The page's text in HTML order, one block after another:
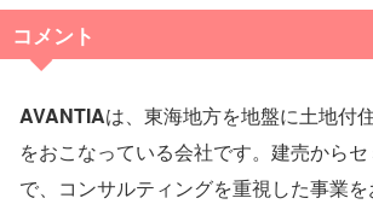
コメント
AVANTIAは、東海地方を地盤に土地付
をおこなっている会社です。建売から
で、コンサルティングを重視した事業を